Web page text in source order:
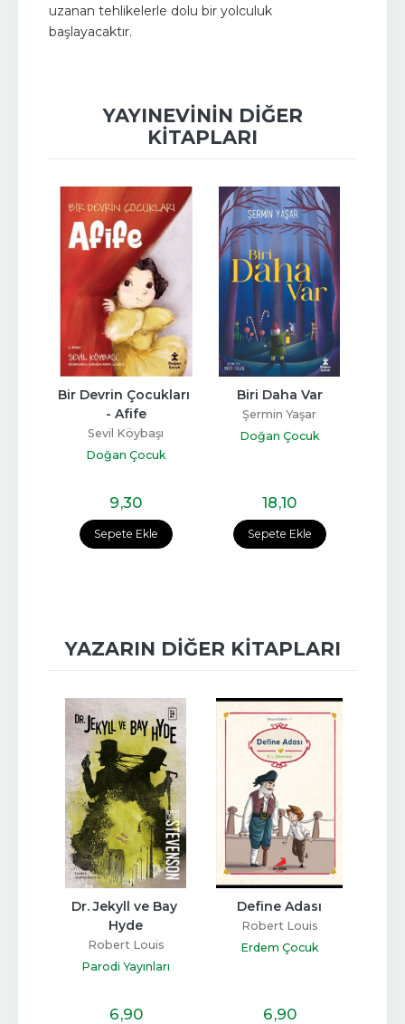
uzanan tehlikelerle dolu bir yolculuk
başlayacaktır.
YAYINEVININ DIĞER
KITAPLARI
Sepete Ekle
Bir Devrin Çocukları
- Afife
Sevil Köybaşı
Doğan Çocuk
9,30
Sepete Ekle
Biri Daha Var
Şermin Yaşar
Doğan Çocuk
18,10
YAZARIN DIĞER KITAPLARI
Dr. Jekyll ve Bay
Hyde
Robert Louis
Stevenson
Parodi Yayınları
6,90
Define Adası
Robert Louis
Stevenson
Erdem Çocuk
6,90